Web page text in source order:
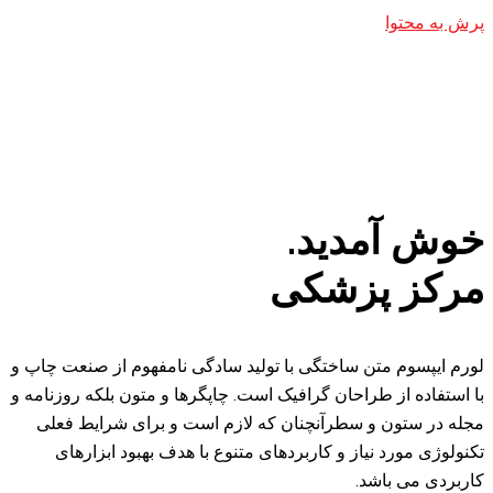
با تولید سادگی نامفهوم از صنعت چاپ و
است. چاپگرها و متون بلکه روزنامه و
که لازم است و برای شرایط فعلی
متنوع با هدف بهبود ابزارهای